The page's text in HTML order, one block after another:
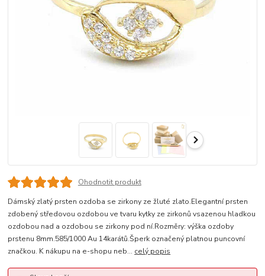
Ohodnotit produkt
Dámský zlatý prsten ozdoba se zirkony ze žluté zlato.Elegantní prsten
zdobený středovou ozdobou ve tvaru kytky ze zirkonů vsazenou hladkou
ozdobou nad a ozdobou se zirkony pod ní.Rozměry: výška ozdoby
prstenu 8mm.585/1000 Au 14karátů.Šperk označený platnou puncovní
značkou. K nákupu na e-shopu neb... celý popis